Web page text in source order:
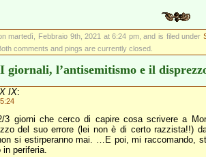
martedì, Febbraio 9th, 2021 at 6:24 pm, and is filed under
comments and pings are currently closed.
giornali, l’antisemitismo e il
IX:
3 giorni che cerco di capire cosa scrivere a
del suo errore (lei non è di certo razzista!!)
si estirperanno mai. …E poi, mi raccomando,
in periferia.